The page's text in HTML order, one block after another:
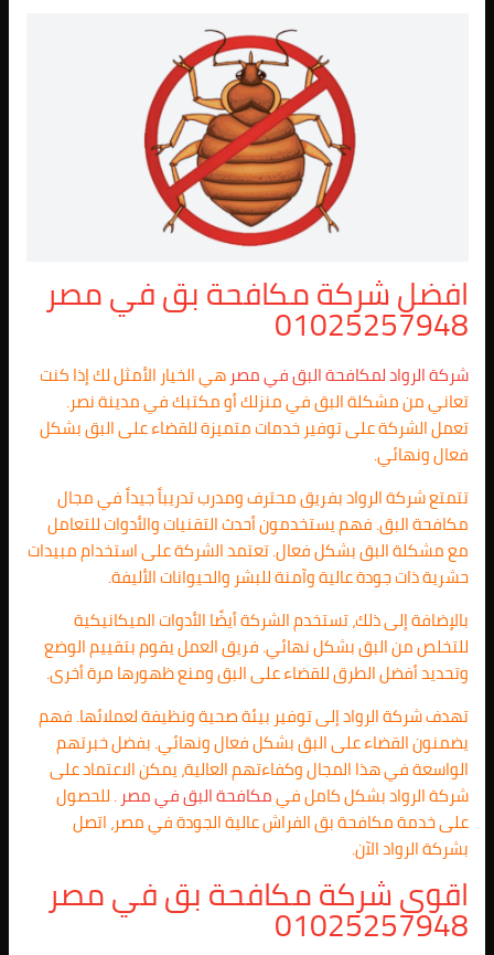
افضل شركة مكافحة بق في مصر
01025257948
شركة الرواد لمكافحة البق في مصر هي الخيار الأمثل لك إذا كنت
تعاني من مشكلة البق في منزلك أو مكتبك في مدينة نصر.
تعمل الشركة على توفير خدمات متميزة للقضاء على البق بشكل
فعال ونهائي.
تتمتع شركة الرواد بفريق محترف ومدرب تدريباً جيداً في مجال
مكافحة البق. فهم يستخدمون أحدث التقنيات والأدوات للتعامل
مع مشكلة البق بشكل فعال. تعتمد الشركة على استخدام مبيدات
حشرية ذات جودة عالية وآمنة للبشر والحيوانات الأليفة.
بالإضافة إلى ذلك، تستخدم الشركة أيضًا الأدوات الميكانيكية
للتخلص من البق بشكل نهائي. فريق العمل يقوم بتقييم الوضع
وتحديد أفضل الطرق للقضاء على البق ومنع ظهورها مرة أخرى.
تهدف شركة الرواد إلى توفير بيئة صحية ونظيفة لعملائها. فهم
يضمنون القضاء على البق بشكل فعال ونهائي. بفضل خبرتهم
الواسعة في هذا المجال وكفاءتهم العالية، يمكن الاعتماد على
شركة الرواد بشكل كامل فيمكافحة البق في مصر . للحصول
على خدمة مكافحة بق الفراش عالية الجودة في مصر، اتصل
بشركة الرواد الآن.
اقوى شركة مكافحة بق في مصر
01025257948